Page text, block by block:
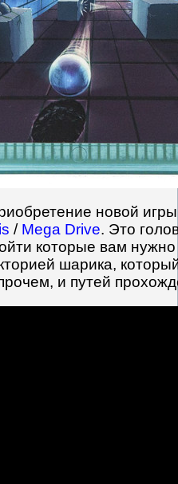
новой
/ Mega Drive. Это
которые вам
шарика,
и путей